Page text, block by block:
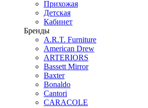
Прихожая
Детская
Кабинет
Бренды
A.R.T. Furniture
American Drew
ARTERIORS
Bassett Mirror
Baxter
Bonaldo
Cantori
CARACOLE